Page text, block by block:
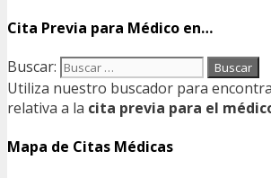
Cita Previa para Médico en…
Buscar:
Utiliza nuestro buscador para
relativa a la cita previa para el
Mapa de Citas Médicas